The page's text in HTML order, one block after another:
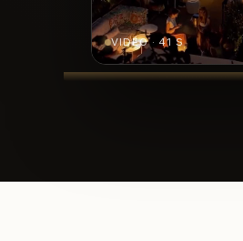
VIDÉO · 41 S